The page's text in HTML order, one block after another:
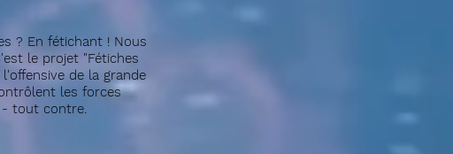
? En fétichant ! Nous
le projet "Fétiches
de la grande
les forces
- tout contre.